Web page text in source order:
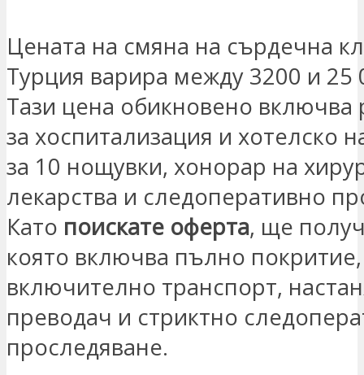
Цената на смяна на сърдечна
Турция варира между 3200 и 25
Тази цена обикновено включва
за хоспитализация и хотелско
за 10 нощувки, хонорар на
лекарства и следоперативно
Като поискате оферта, ще
която включва пълно покритие,
включително транспорт,
преводач и стриктно
проследяване.